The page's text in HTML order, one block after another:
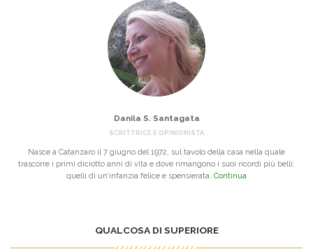
Danila S. Santagata
SCRITTRICE E OPINIONISTA
Nasce a Catanzaro il 7 giugno del 1972, sul tavolo della casa nella quale
trascorre i primi diciotto anni di vita e dove rimangono i suoi ricordi più belli:
quelli di un’infanzia felice e spensierata. Continua
QUALCOSA DI SUPERIORE